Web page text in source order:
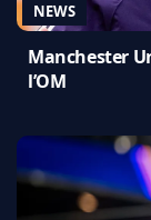
NEWS
Manchester
l’OM